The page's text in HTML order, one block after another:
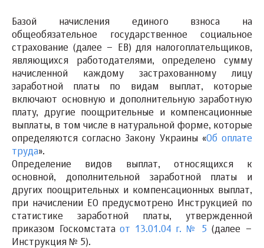
Базой начисления единого взноса на
общеобязательное государственное социальное
страхование (далее – ЕВ) для налогоплательщиков,
являющихся работодателями, определено сумму
начисленной каждому застрахованному лицу
заработной платы по видам выплат, которые
включают основную и дополнительную заработную
плату, другие поощрительные и компенсационные
выплаты, в том числе в натуральной форме, которые
определяются согласно Закону Украины «Об оплате
труда».
Определение видов выплат, относящихся к
основной, дополнительной заработной платы и
других поощрительных и компенсационных выплат,
при начислении ЕО предусмотрено Инструкцией по
статистике заработной платы, утвержденной
приказом Госкомстатаот 13.01.04 г. № 5 (далее –
Инструкция № 5).